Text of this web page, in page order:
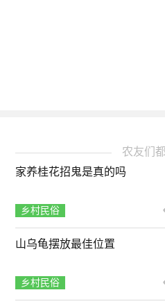
农友们
家养桂花招鬼是真的吗
乡村民俗
山乌龟摆放最佳位置
乡村民俗